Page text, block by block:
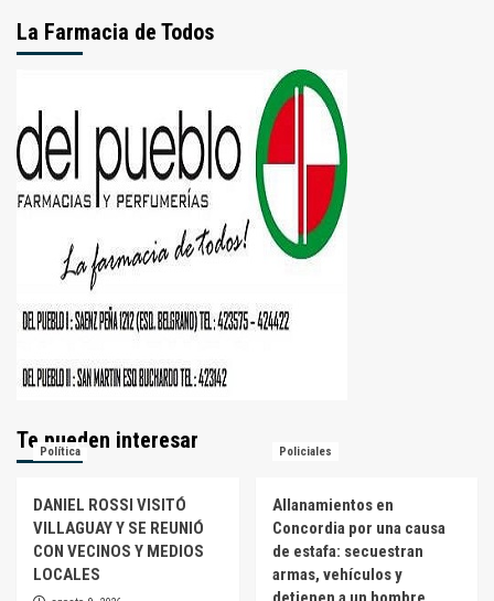
La Farmacia de Todos
Te pueden interesar
Política
DANIEL ROSSI VISITÓ
VILLAGUAY Y SE REUNIÓ
CON VECINOS Y MEDIOS
LOCALES
Policiales
Allanamientos en
Concordia por una causa
de estafa: secuestran
armas, vehículos y